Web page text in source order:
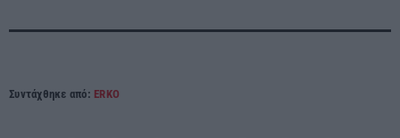
Συντάχθηκε από: ERKO